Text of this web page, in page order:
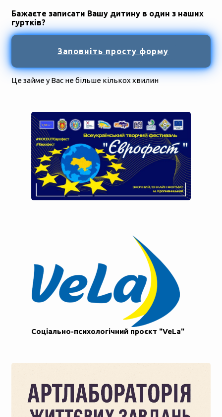
Бажаєте записати Вашу дитину в один з наших
гуртків?
Заповніть просту форму
Це займе у Вас не більше кількох хвилин
Соціально-психологічний проєкт "VeLa"